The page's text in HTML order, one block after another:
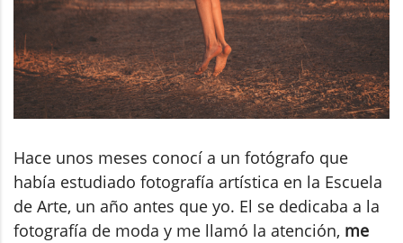
Hace unos meses conocí a un fotógrafo que
había estudiado fotografía artística en la Escuela
de Arte, un año antes que yo. El se dedicaba a la
fotografía de moda y me llamó la atención, me